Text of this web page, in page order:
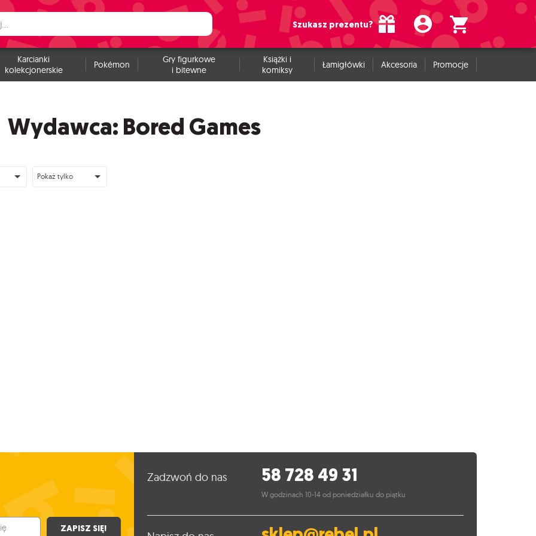
Szukasz prezentu?
Karcianki
kolekcjonerskie
Pokémon
Gry figurkowe
i bitewne
Książki i
komiksy
Łamigłówki Akcesoria Promocje
Wydawca: Bored Games
Pokaż tylko
ZAPISZ SIĘ!
Zadzwoń do nas 58 728 49 31
W godzinach 10-14 od poniedziałku do piątku